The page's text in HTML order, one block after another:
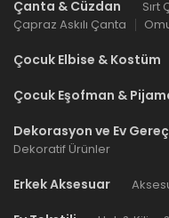
Çanta & Cüzdan Sırt
Çapraz Askılı Çanta
Çocuk Elbise & Kostüm
Çocuk Eşofman &
Dekorasyon ve Ev
Dekoratif Ürünler
Erkek Aksesuar